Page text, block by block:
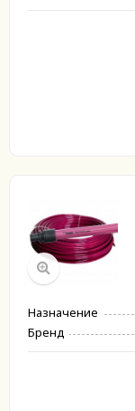
Назначение
Бренд